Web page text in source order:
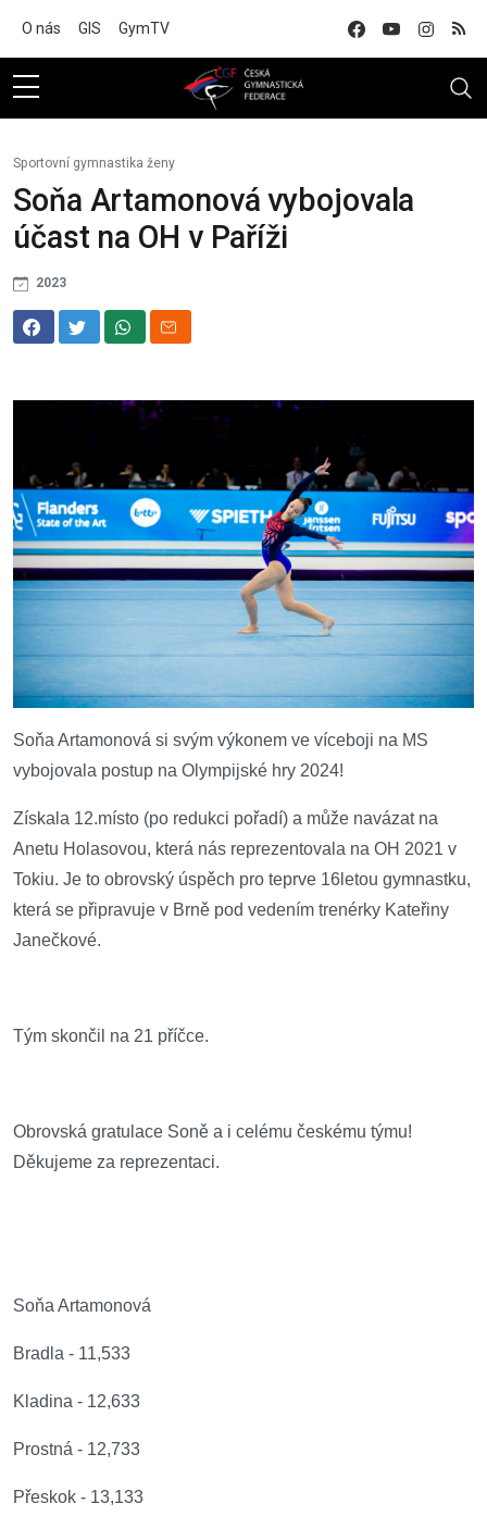
O nás GIS GymTV
Sportovní gymnastika ženy
Soňa Artamonová vybojovala
účast na OH v Paříži
2023
Soňa Artamonová si svým výkonem ve víceboji na MS
vybojovala postup na Olympijské hry 2024!
Získala 12.místo (po redukci pořadí) a může navázat na
Anetu Holasovou, která nás reprezentovala na OH 2021 v
Tokiu. Je to obrovský úspěch pro teprve 16letou gymnastku,
která se připravuje v Brně pod vedením trenérky Kateřiny
Janečkové.
Tým skončil na 21 příčce.
Obrovská gratulace Soně a i celému českému týmu!
Děkujeme za reprezentaci.
Soňa Artamonová
Bradla - 11,533
Kladina - 12,633
Prostná - 12,733
Přeskok - 13,133